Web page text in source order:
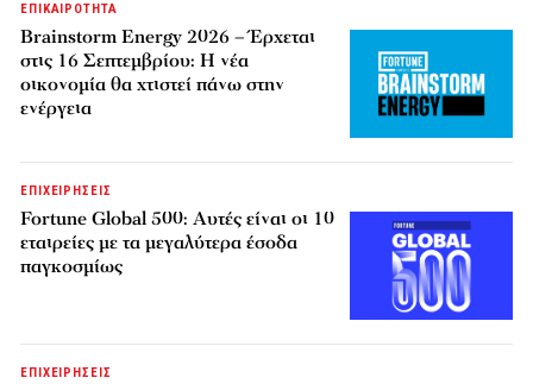
ΕΠΙΚΑΙΡΟΤΗΤΑ
Brainstorm Energy 2026 – Έρχεται
στις 16 Σεπτεμβρίου: Η νέα
οικονομία θα χτιστεί πάνω στην
ενέργεια
ΕΠΙΧΕΙΡΗΣΕΙΣ
Fortune Global 500: Αυτές είναι οι 10
εταιρείες με τα μεγαλύτερα έσοδα
παγκοσμίως
ΕΠΙΧΕΙΡΗΣΕΙΣ